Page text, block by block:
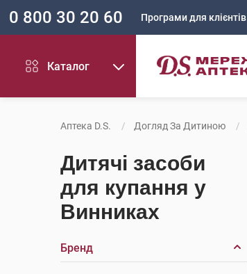
0 800 30 20 60 Програми для клієнтів
Каталог
Аптека D.S. Догляд За Дитиною
Дитячі засоби
для купання у
Винниках
Бренд